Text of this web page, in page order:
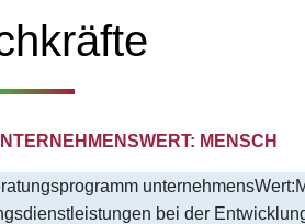
MENSCH
bei der